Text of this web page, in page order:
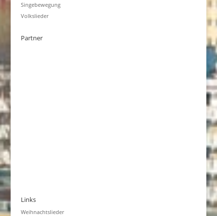
Singebewegung
Volkslieder
Partner
Links
Weihnachtslieder